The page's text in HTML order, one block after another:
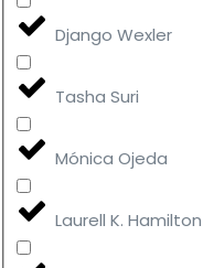
Django Wexler
Tasha Suri
Mónica Ojeda
Laurell K. Hamilton